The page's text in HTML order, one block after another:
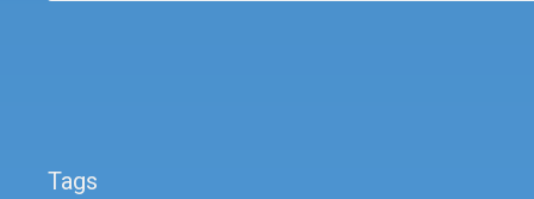
Tags